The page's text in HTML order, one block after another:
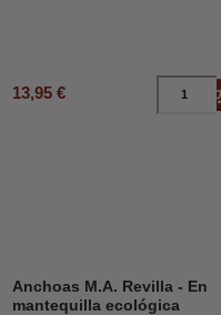
13,95 €
Anchoas M.A. Revilla - En
mantequilla ecológica